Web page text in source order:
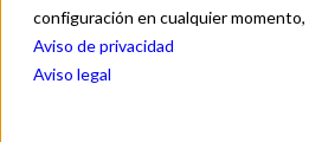
configuración en cualquier
Aviso de privacidad
Aviso legal